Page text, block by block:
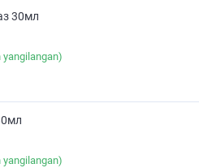
30мл
yangilangan)
yangilangan)